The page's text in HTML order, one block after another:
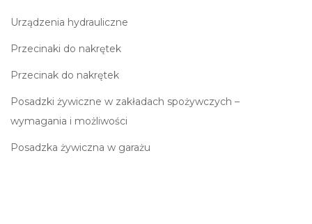
Urządzenia hydrauliczne
Przecinaki do nakrętek
Przecinak do nakrętek
Posadzki żywiczne w zakładach spożywczych –
wymagania i możliwości
Posadzka żywiczna w garażu